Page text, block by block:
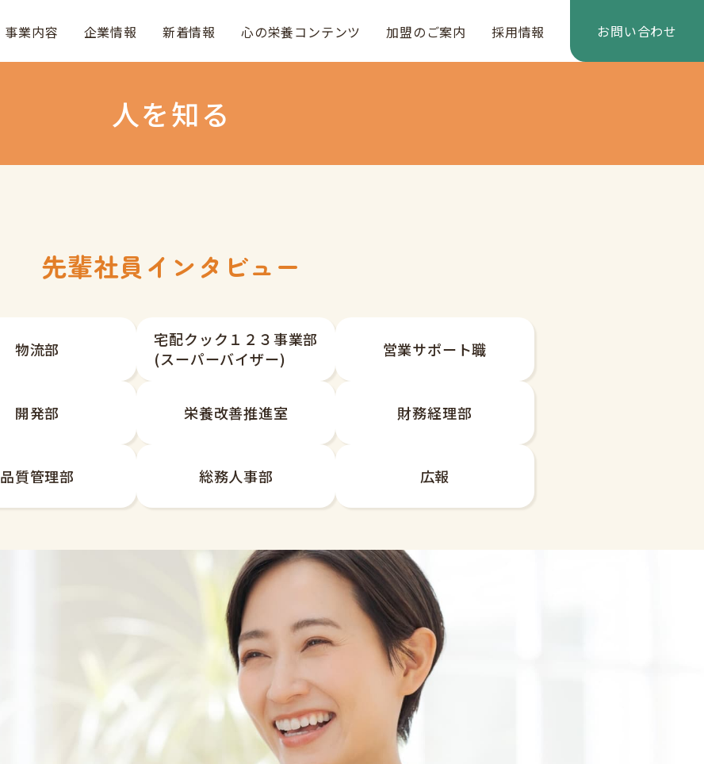
事業内容 企業情報 新着情報 心の栄養コンテンツ 加盟のご案内 採用情報 お問い合わせ
人を知る
先輩社員インタビュー
物流部
宅配クック１２３事業部
(スーパーバイザー)
営業サポート職
開発部 栄養改善推進室 財務経理部
品質管理部 総務人事部 広報